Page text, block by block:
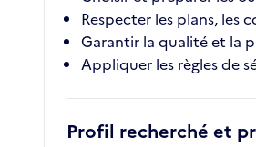
Respecter les plans, les
Garantir la qualité et la
Appliquer les règles de
Profil recherché et